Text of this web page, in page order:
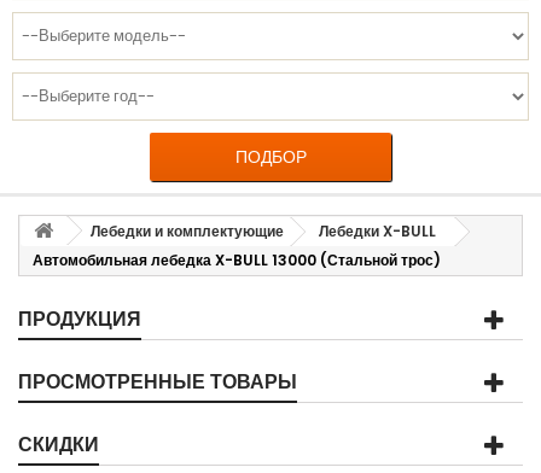
ПОДБОР
Лебедки и комплектующие
Лебедки X-BULL
Автомобильная лебедка X-BULL 13000 (Стальной трос)
ПРОДУКЦИЯ
ПРОСМОТРЕННЫЕ ТОВАРЫ
СКИДКИ